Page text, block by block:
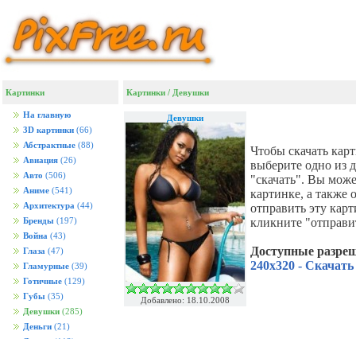
Картинки
На главную
3D картинки (66)
Абстрактные (88)
Авиация (26)
Авто (506)
Аниме (541)
Архитектура (44)
Бренды (197)
Война (43)
Глаза (47)
Гламурные (39)
Готичные (129)
Губы (35)
Девушки (285)
Деньги (21)
Картинки / Девушки
Девушки
Добавлено: 18.10.2008
Чтобы скачать
выберите одно из
"скачать". Вы
картинке, а также
отправить эту
кликните
Доступные
240x320 - Скачать